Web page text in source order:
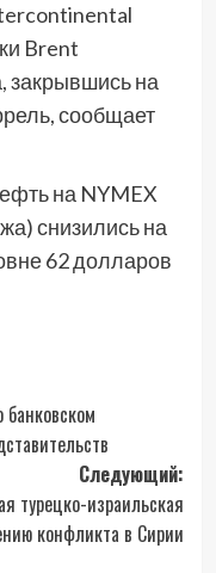
Brent
закрывшись на
сообщает
на NYMEX
снизились на
62 долларов
Следующий:
турецко-израильская
конфликта в Сирии